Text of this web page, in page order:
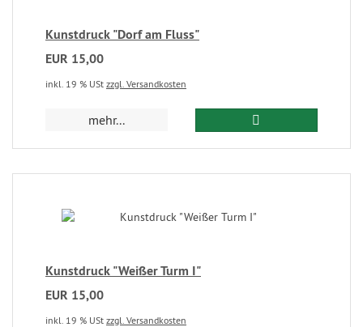
Kunstdruck "Dorf am Fluss"
EUR 15,00
inkl. 19 % USt zzgl. Versandkosten
mehr...
Kunstdruck "Weißer Turm I"
EUR 15,00
inkl. 19 % USt zzgl. Versandkosten